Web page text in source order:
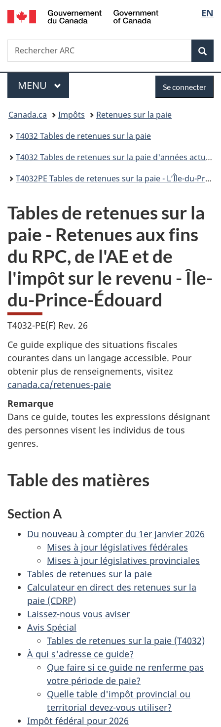
Passer
au
Passer
à
du
Passer
à
simplifiée
de
la
EN
Recherche
Rechercher
ARC
Menu
MENU PRINCIPAL
connecter
Se connecter
Vous
êtes
ici :
Canada.ca Impôts
Retenues sur la paie
T4032 Tables de retenues sur la paie
T4032 Tables de retenues sur la paie d'années actuelle
T4032PE Tables de retenues sur la paie - L’Île-du-Prince-Édouard - En vigueur le 1er janvier 2026
Tables de retenues sur la
paie - Retenues aux fins
du RPC, de l'AE et de
l'impôt sur le revenu - Île-
du-Prince-Édouard
T4032-PE(F) Rev. 26
Ce guide explique des situations fiscales
courantes dans un langage accessible. Pour
obtenir plus de renseignements, visitez
canada.ca/retenues-paie
Remarque
Dans ce guide, toutes les expressions désignant
des personnes visent les individus de tous
genres.
Table des matières
Section A
Du nouveau à compter du 1er janvier 2026
Mises à jour législatives fédérales
Mises à jour législatives provinciales
Tables de retenues sur la paie
Calculateur en direct des retenues sur la
paie (CDRP)
Laissez-nous vous aviser
Avis Spécial
Tables de retenues sur la paie (T4032)
À qui s'adresse ce guide?
Que faire si ce guide ne renferme pas
votre période de paie?
Quelle table d'impôt provincial ou
territorial devez-vous utiliser?
Impôt fédéral pour 2026